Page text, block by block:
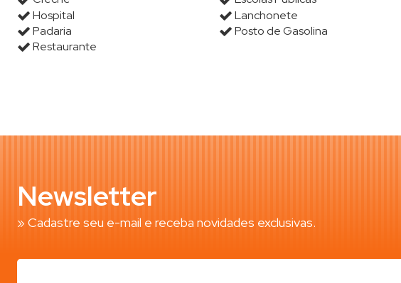
Hospital
Lanchonete
Padaria
Posto de Gasolina
Restaurante
Newsletter
» Cadastre seu e-mail e receba novidades exclusivas.